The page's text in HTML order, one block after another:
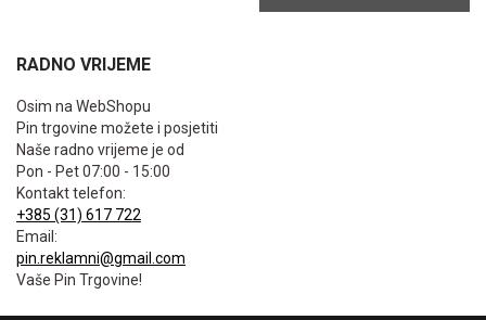
RADNO VRIJEME
Osim na WebShopu
Pin trgovine možete i posjetiti
Naše radno vrijeme je od
Pon - Pet 07:00 - 15:00
Kontakt telefon:
+385 (31) 617 722
Email:
pin.reklamni@gmail.com
Vaše Pin Trgovine!